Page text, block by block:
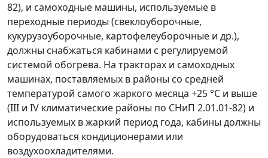
82), и самоходные машины, используемые в
переходные периоды (свеклоуборочные,
кукурузоуборочные, картофелеуборочные и др.),
должны снабжаться кабинами с регулируемой
системой обогрева. На тракторах и самоходных
машинах, поставляемых в районы со средней
температурой самого жаркого месяца +25 °С и выше
(III и IV климатические районы по СНиП 2.01.01-82) и
используемых в жаркий период года, кабины должны
оборудоваться кондиционерами или
воздухоохладителями.